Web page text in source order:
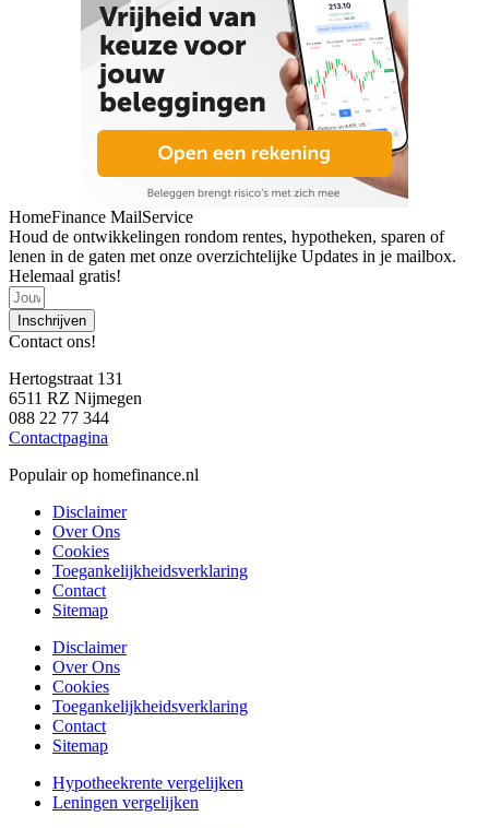
HomeFinance MailService
Houd de ontwikkelingen rondom rentes, hypotheken, sparen of
lenen in de gaten met onze overzichtelijke Updates in je mailbox.
Helemaal gratis!
Inschrijven
Contact ons!
Hertogstraat 131
6511 RZ Nijmegen
088 22 77 344
Contactpagina
Populair op homefinance.nl
Disclaimer
Over Ons
Cookies
Toegankelijkheidsverklaring
Contact
Sitemap
Disclaimer
Over Ons
Cookies
Toegankelijkheidsverklaring
Contact
Sitemap
Hypotheekrente vergelijken
Leningen vergelijken